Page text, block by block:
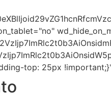
top: 25px